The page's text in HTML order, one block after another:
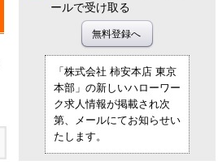
ールで受け取る
「株式会社 柿安本店 東京
本部」の新しいハローワー
ク求人情報が掲載され次
第、メールにてお知らせい
たします。